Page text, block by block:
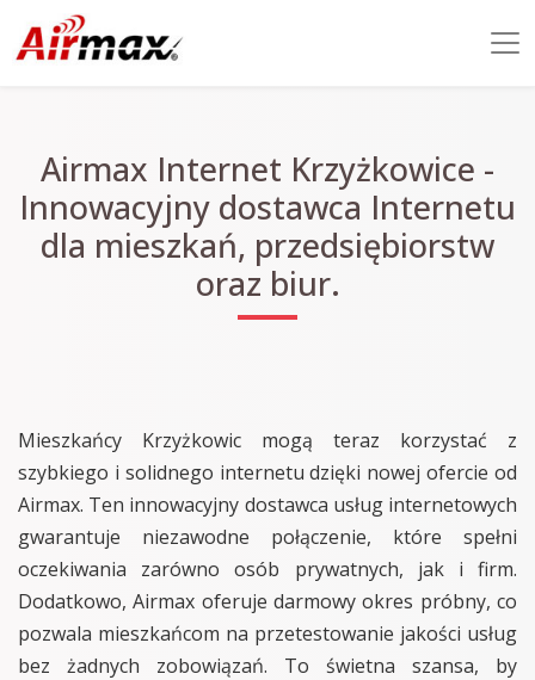
Airmax Internet Krzyżkowice -
Innowacyjny dostawca Internetu
dla mieszkań, przedsiębiorstw
oraz biur.
Mieszkańcy Krzyżkowic mogą teraz korzystać z
szybkiego i solidnego internetu dzięki nowej ofercie od
Airmax. Ten innowacyjny dostawca usług internetowych
gwarantuje niezawodne połączenie, które spełni
oczekiwania zarówno osób prywatnych, jak i firm.
Dodatkowo, Airmax oferuje darmowy okres próbny, co
pozwala mieszkańcom na przetestowanie jakości usług
bez żadnych zobowiązań. To świetna szansa, by